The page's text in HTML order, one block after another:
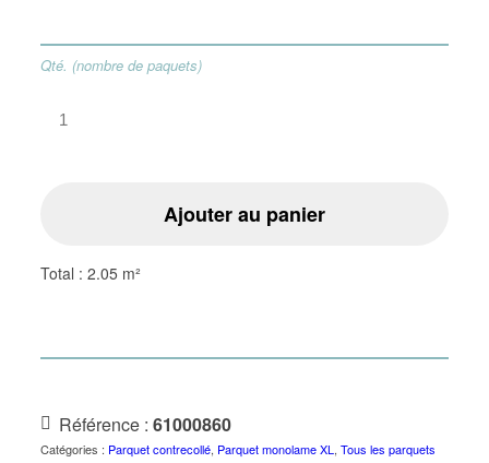
Qté. (nombre de paquets)
Ajouter au panier
Total : 2.05 m²
Référence : 61000860
Catégories : Parquet contrecollé, Parquet monolame XL , Tous les parquets